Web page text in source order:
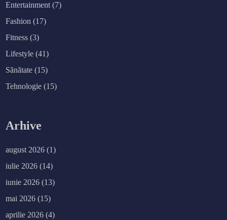
Entertainment (7)
Fashion (17)
Fitness (3)
Lifestyle (41)
Sănătate (15)
Tehnologie (15)
Arhive
august 2026 (1)
iulie 2026 (14)
iunie 2026 (13)
mai 2026 (15)
aprilie 2026 (4)